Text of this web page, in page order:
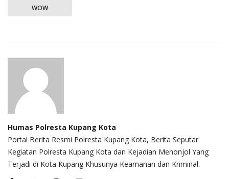
WOW
Humas Polresta Kupang Kota
Portal Berita Resmi Polresta Kupang Kota, Berita Seputar
Kegiatan Polresta Kupang Kota dan Kejadian Menonjol Yang
Terjadi di Kota Kupang Khusunya Keamanan dan Kriminal.